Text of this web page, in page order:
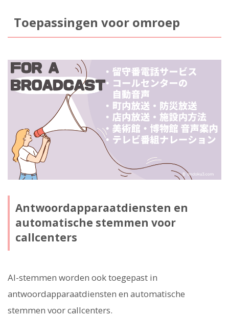
Toepassingen voor omroep
Antwoordapparaatdiensten en
automatische stemmen voor
callcenters
AI-stemmen worden ook toegepast in
antwoordapparaatdiensten en automatische
stemmen voor callcenters.